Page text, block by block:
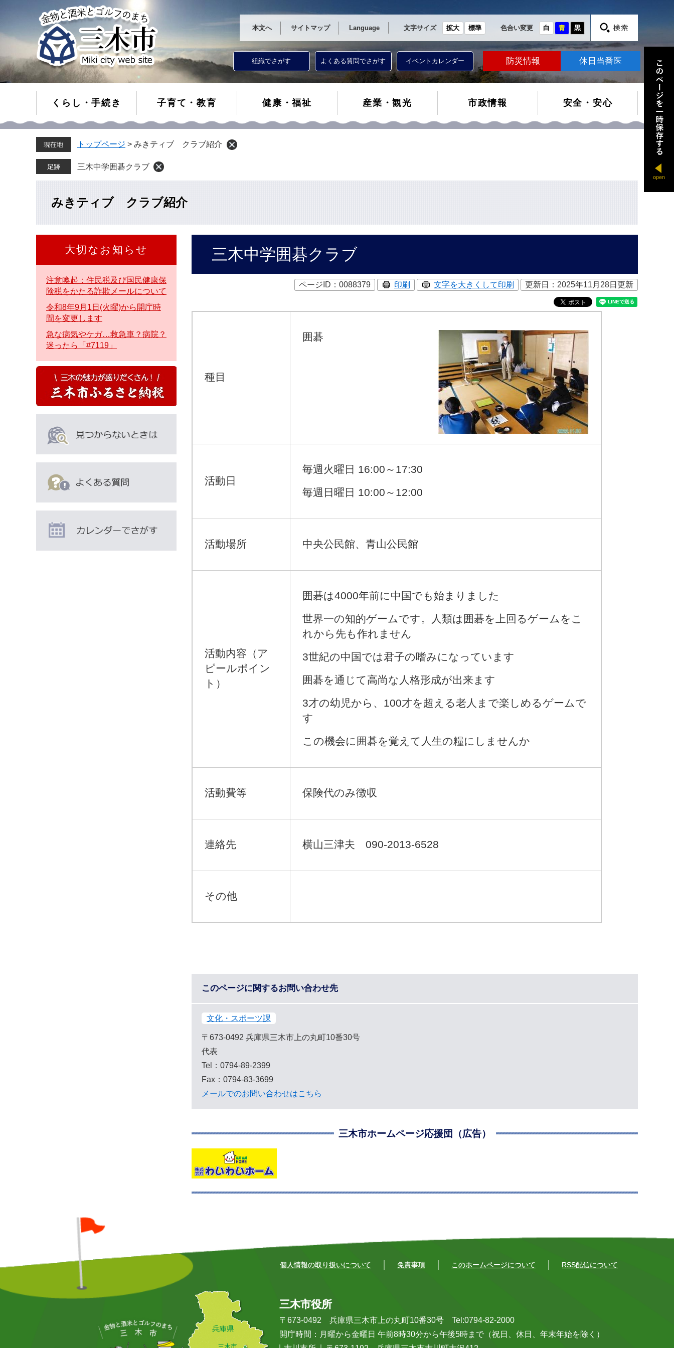
本文へ サイトマップ Language 文字サイズ 拡大 標準 色合い変更 白 青 黒
組織でさがす よくある質問でさがす イベントカレンダー 防災情報 休日当番医
くらし・手続き 子育て・教育 健康・福祉 産業・観光 市政情報 安全・安心
トップページ > みきティブ クラブ紹介
三木中学囲碁クラブ
みきティブ クラブ紹介
三木中学囲碁クラブ
ページID：0088379 印刷 文字を大きくして印刷 更新日：2025年11月28日更新
種目
囲碁
活動日​
毎週火曜日 16:00～17:30​
毎週日曜日 10:00～12:00​
活動場所​ 中央公民館、青山公民館
活動内容（ア
ピールポイン
ト）​
囲碁は4000年前に中国でも始まりました
世界一の知的ゲームです。人類は囲碁を上回るゲームをこ
れから先も作れません
3世紀の中国では君子の嗜みになっています
囲碁を通じて高尚な人格形成が出来ます
3才の幼児から、100才を超える老人まで楽しめるゲームで
す
この機会に囲碁を覚えて人生の糧にしませんか​
活動費等​ 保険代のみ徴収​
連絡先 横山三津夫 090-2013-6528​
その他
このページに関するお問い合わせ先
文化・スポーツ課
〒673-0492 兵庫県三木市上の丸町10番30号
代表
Tel：0794-89-2399
Fax：0794-83-3699
メールでのお問い合わせはこちら
三木市ホームページ応援団（広告）
大切なお知らせ
注意喚起：住民税及び国民健康保
険税をかたる詐欺メールについて
令和8年9月1日(火曜)から開庁時
間を変更します
急な病気やケガ…救急車？病院？
迷ったら「#7119」
個人情報の取り扱いについて 免責事項 このホームページについて RSS配信について
三木市役所
〒673-0492 兵庫県三木市上の丸町10番30号 Tel:0794-82-2000
開庁時間：月曜から金曜日 午前8時30分から午後5時まで（祝日、休日、年末年始を除く）